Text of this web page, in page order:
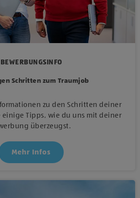
BEWERBUNGSINFO
Schritten zum Traumjob
zu den Schritten deiner
einige Tipps, wie du uns mit deiner
überzeugst.
Mehr Infos